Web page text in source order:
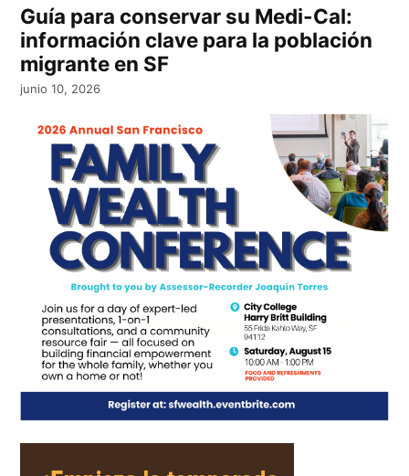
Guía para conservar su Medi-Cal:
información clave para la población
migrante en SF
junio 10, 2026